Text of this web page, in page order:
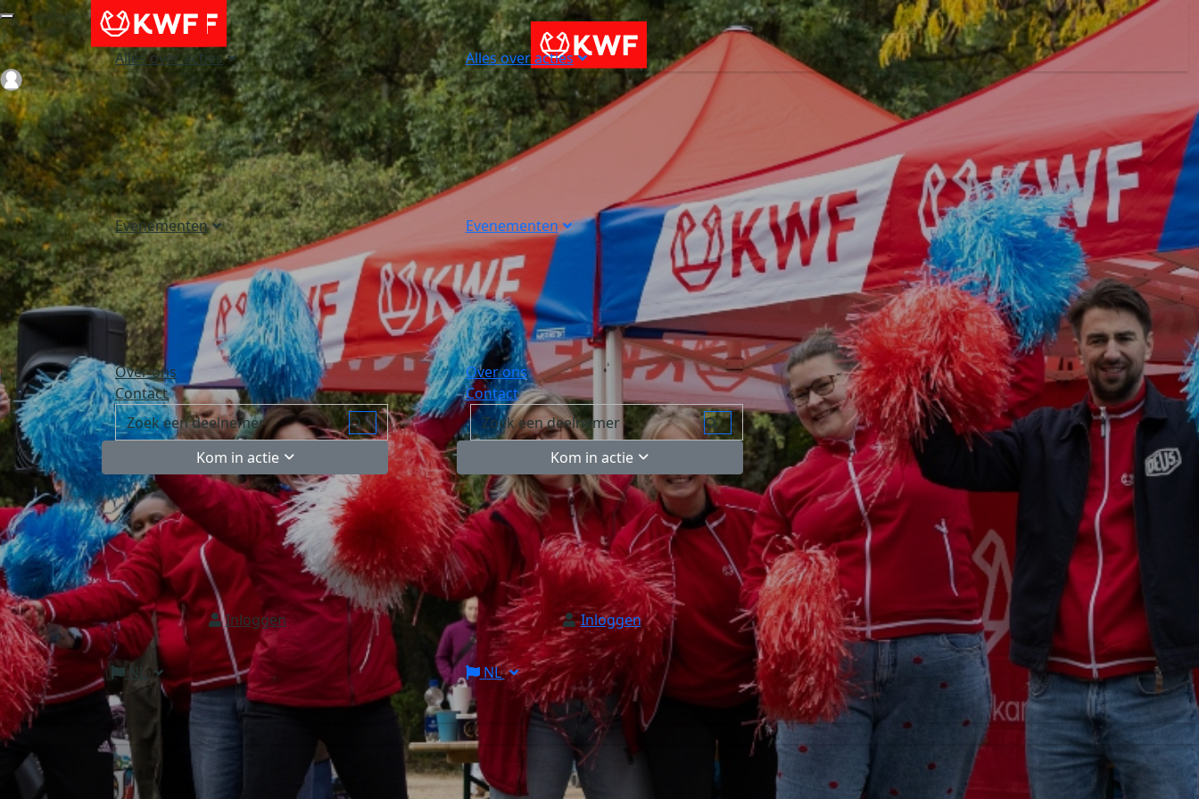
Alles over acties
Evenementen
Over ons
Contact
Kom in actie
Inloggen
NL
Alles over acties
Evenementen
Over ons
Contact
Kom in actie
Inloggen
NL
Login